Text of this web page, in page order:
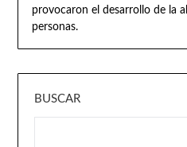
provocaron el desarrollo de la
personas.
BUSCAR